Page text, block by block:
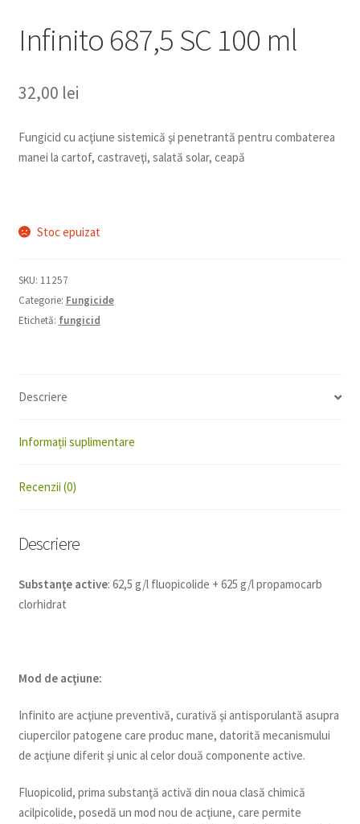
Infinito 687,5 SC 100 ml
32,00 lei
Fungicid cu acţiune sistemică şi penetrantă pentru combaterea
manei la cartof, castraveţi, salată solar, ceapă
Stoc epuizat
SKU: 11257
Categorie: Fungicide
Etichetă: fungicid
Descriere
Informații suplimentare
Recenzii (0)
Descriere
Substanţe active: 62,5 g/l fluopicolide + 625 g/l propamocarb
clorhidrat
Mod de acţiune:
Infinito are acţiune preventivă, curativă şi antisporulantă asupra
ciupercilor patogene care produc mane, datorită mecanismului
de acţiune diferit şi unic al celor două componente active.
Fluopicolid, prima substanţă activă din noua clasă chimică
acilpicolide, posedă un mod nou de acţiune, care permite